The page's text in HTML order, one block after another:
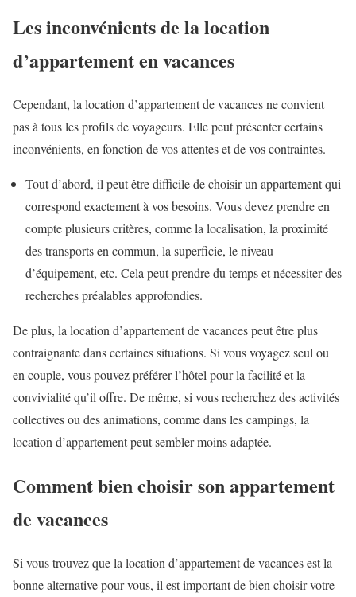
Les inconvénients de la location
d’appartement en vacances
Cependant, la location d’appartement de vacances ne convient
pas à tous les profils de voyageurs. Elle peut présenter certains
inconvénients, en fonction de vos attentes et de vos contraintes.
Tout d’abord, il peut être difficile de choisir un appartement qui
correspond exactement à vos besoins. Vous devez prendre en
compte plusieurs critères, comme la localisation, la proximité
des transports en commun, la superficie, le niveau
d’équipement, etc. Cela peut prendre du temps et nécessiter des
recherches préalables approfondies.
De plus, la location d’appartement de vacances peut être plus
contraignante dans certaines situations. Si vous voyagez seul ou
en couple, vous pouvez préférer l’hôtel pour la facilité et la
convivialité qu’il offre. De même, si vous recherchez des activités
collectives ou des animations, comme dans les campings, la
location d’appartement peut sembler moins adaptée.
Comment bien choisir son appartement
de vacances
Si vous trouvez que la location d’appartement de vacances est la
bonne alternative pour vous, il est important de bien choisir votre